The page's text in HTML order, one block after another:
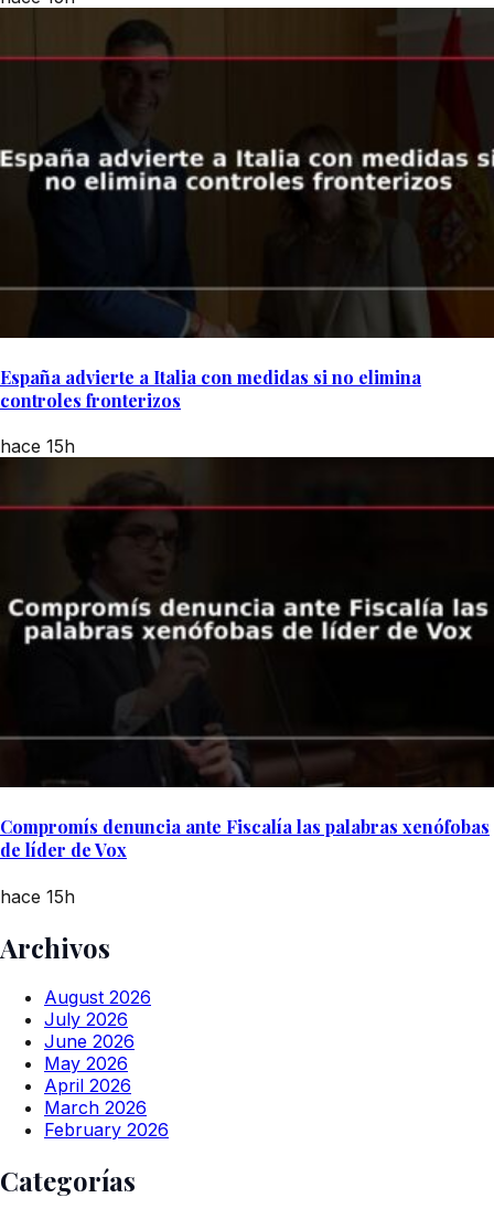
España advierte a Italia con medidas si no elimina
controles fronterizos
hace 15h
Compromís denuncia ante Fiscalía las palabras xenófobas
de líder de Vox
hace 15h
Archivos
August 2026
July 2026
June 2026
May 2026
April 2026
March 2026
February 2026
Categorías